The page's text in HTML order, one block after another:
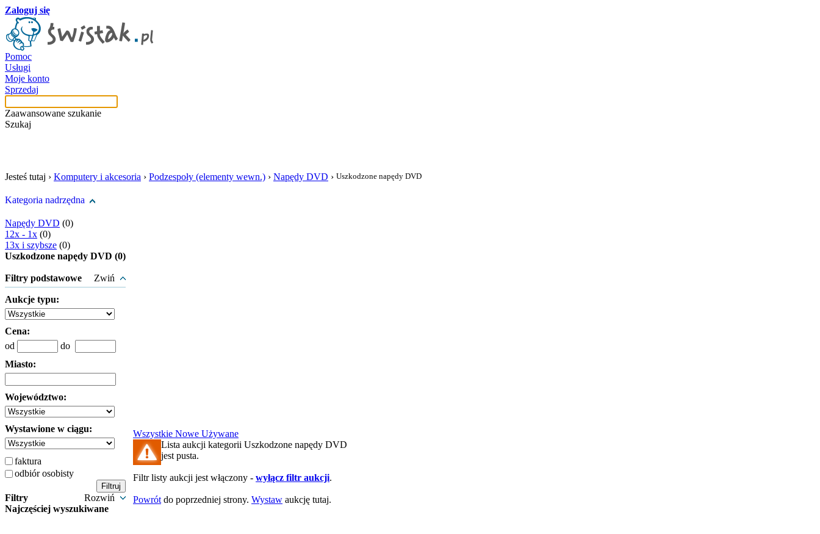
Zaloguj się
Pomoc
Usługi
Moje konto
Sprzedaj
Zaawansowane szukanie
Szukaj
Jesteś tutaj › Komputery i akcesoria › Podzespoły (elementy wewn.) › Napędy DVD › Uszkodzone napędy DVD
Kategoria nadrzędna
Napędy DVD (0)
12x - 1x (0)
13x i szybsze (0)
Uszkodzone napędy DVD (0)
Filtry podstawowe Zwiń
Aukcje typu:
Cena:
od
do
Miasto:
Województwo:
Wystawione w ciągu:
faktura
odbiór osobisty
Filtry
Rozwiń
Najczęściej wyszukiwane
Wszystkie Nowe Używane
Lista aukcji kategorii Uszkodzone napędy DVD
jest pusta.
Filtr listy aukcji jest włączony - wyłącz filtr aukcji.
Powrót do poprzedniej strony. Wystaw aukcję tutaj.